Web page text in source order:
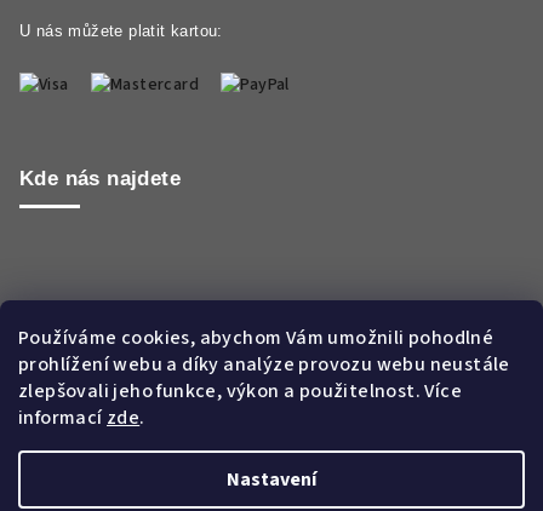
Používáme cookies, abychom Vám umožnili pohodlné
prohlížení webu a díky analýze provozu webu neustále
zlepšovali jeho funkce, výkon a použitelnost. Více
informacízde.
Nastavení
U nás můžete platit kartou:
Kde nás najdete